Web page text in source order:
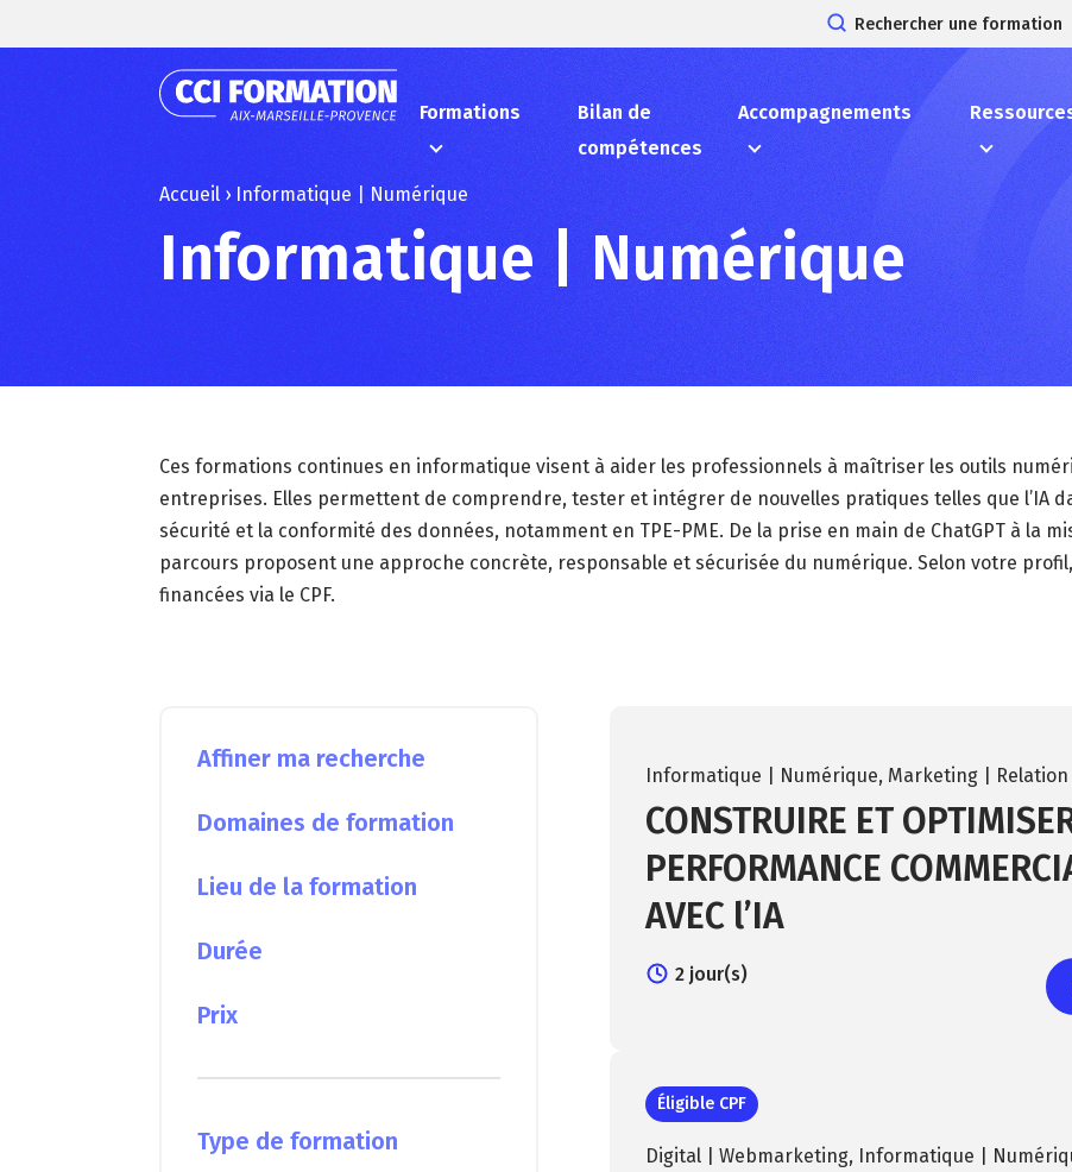
Rechercher une formation
Formations
Bilan de
compétences
Accompagnements
Accueil › Informatique | Numérique
Informatique | Numérique
Ces formations continues en informatique visent à aider les professionnels à maîtriser les outils
entreprises. Elles permettent de comprendre, tester et intégrer de nouvelles pratiques telles que l’IA
sécurité et la conformité des données, notamment en TPE-PME. De la prise en main de ChatGPT à la
parcours proposent une approche concrète, responsable et sécurisée du numérique. Selon votre
financées via le CPF.
Affiner ma recherche
Domaines de formation
Lieu de la formation
Durée
Prix
Type de formation
Informatique | Numérique, Marketing |
CONSTRUIRE ET
PERFORMANCE
AVEC l’IA
2 jour(s)
Éligible CPF
Digital | Webmarketing, Informatique |